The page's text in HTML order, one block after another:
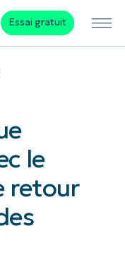
Essai gratuit
le
retour